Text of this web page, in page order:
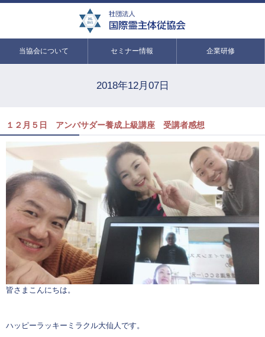
当協会について セミナー情報 企業研修
2018年12月07日
１２月５日 アンバサダー養成上級講座 受講者感想
皆さまこんにちは。
ハッピーラッキーミラクル大仙人です。